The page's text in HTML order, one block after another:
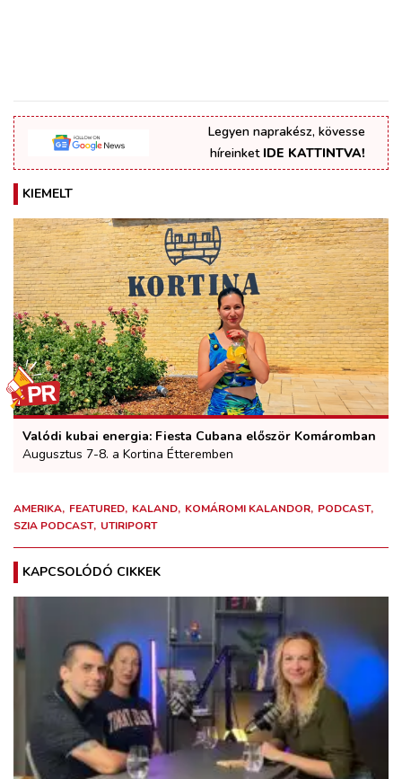
Legyen naprakész, kövesse
híreinket IDE KATTINTVA!
KIEMELT
Valódi kubai energia: Fiesta Cubana először Komáromban
Augusztus 7-8. a Kortina Étteremben
AMERIKA FEATURED KALAND KOMÁROMI KALANDOR PODCAST
SZIA PODCAST UTIRIPORT
KAPCSOLÓDÓ CIKKEK